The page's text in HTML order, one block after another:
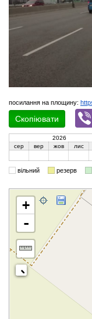
посилання на площину:
Скопіювати
2026
сер
вер жов лис
вільний резерв
+
-